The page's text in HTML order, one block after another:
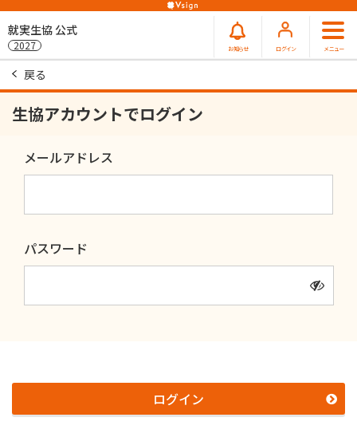
就実生協 公式
2027 お知らせ ログイン メニュー
戻る
生協アカウントでログイン
メールアドレス
パスワード
ログイン